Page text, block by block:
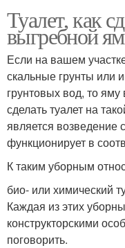
Туалет, как
выгребной
Если на вашем
скальные грунты или
грунтовых вод, то
сделать туалет на
является возведение
функционирует в
К таким уборным
био- или химический
Каждая из этих
конструкторскими
поговорить.